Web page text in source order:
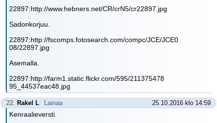
22897:http://www.hebners.net/CR/crN5/cr22897.jpg
Sadonkorjuu.
22897:http://fscomps.fotosearch.com/compc/JCE/JCE0
08/22897.jpg
Asemalla.
22897:http://farm1.static.flickr.com/595/211375478
95_44537eac48.jpg
22. Rakel L Lainaa 25.10.2016 klo 14:59
Kenraalieversti.